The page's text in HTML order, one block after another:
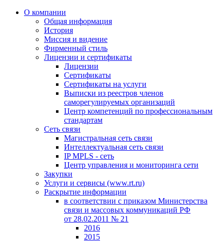
О компании
Общая информация
История
Миссия и видение
Фирменный стиль
Лицензии и сертификаты
Лицензии
Сертификаты
Сертификаты на услуги
Выписки из реестров членов
саморегулируемых организаций
Центр компетенций по профессиональным
стандартам
Сеть связи
Магистральная сеть связи
Интеллектуальная сеть связи
IP MPLS - сеть
Центр управления и мониторинга сети
Закупки
Услуги и сервисы (www.rt.ru)
Раскрытие информации
в соответствии с приказом Министерства
связи и массовых коммуникаций РФ
от 28.02.2011 № 21
2016
2015